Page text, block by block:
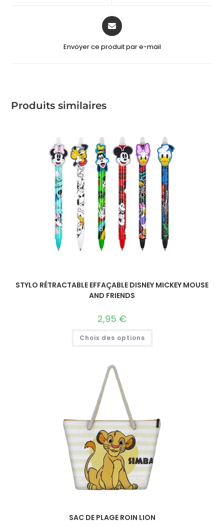
Envoyer ce produit par e-mail
Produits similaires
STYLO RÉTRACTABLE EFFAÇABLE DISNEY MICKEY MOUSE
AND FRIENDS
2,95 €
Choix des options
SAC DE PLAGE ROIN LION